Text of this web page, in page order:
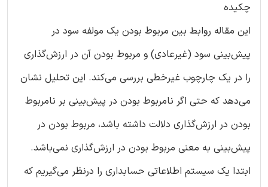
چکیده
این مقاله روابط بین مربوط بودن یک مولفه سود در
پیش‌بینی سود (غیرعادی) و مربوط بودن آن در ارزش‌گذاری
را در یک چارچوب غیرخطی بررسی می‌کند. این تحلیل نشان
می‌دهد که حتی اگر نامربوط بودن در پیش‌بینی بر نامربوط
بودن در ارزش‌گذاری دلالت داشته باشد، مربوط بودن در
پیش‌بینی به معنی مربوط بودن در ارزش‌گذاری نمی‌باشد.
ابتدا یک سیستم اطلاعاتی حسابداری را درنظر می‌گیریم که